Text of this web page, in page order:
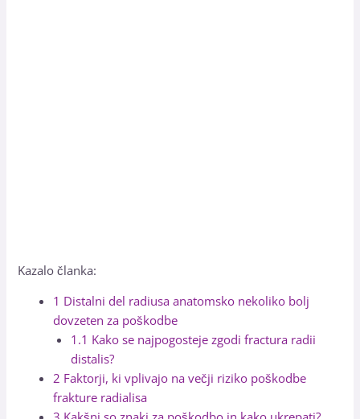
Kazalo članka:
1 Distalni del radiusa anatomsko nekoliko bolj
dovzeten za poškodbe
1.1 Kako se najpogosteje zgodi fractura radii
distalis?
2 Faktorji, ki vplivajo na večji riziko poškodbe
frakture radialisa